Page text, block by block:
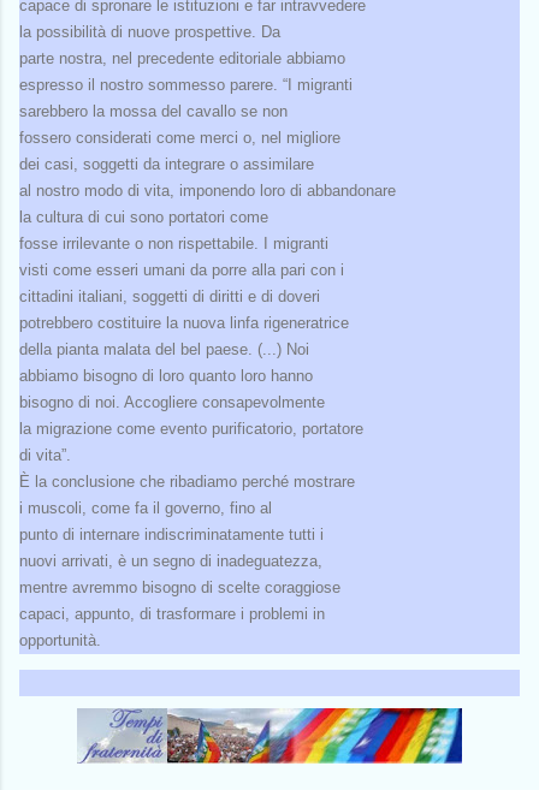
capace di spronare le istituzioni e far intravvedere
la possibilità di nuove prospettive. Da
parte nostra, nel precedente editoriale abbiamo
espresso il nostro sommesso parere. “I migranti
sarebbero la mossa del cavallo se non
fossero considerati come merci o, nel migliore
dei casi, soggetti da integrare o assimilare
al nostro modo di vita, imponendo loro di abbandonare
la cultura di cui sono portatori come
fosse irrilevante o non rispettabile. I migranti
visti come esseri umani da porre alla pari con i
cittadini italiani, soggetti di diritti e di doveri
potrebbero costituire la nuova linfa rigeneratrice
della pianta malata del bel paese. (...) Noi
abbiamo bisogno di loro quanto loro hanno
bisogno di noi. Accogliere consapevolmente
la migrazione come evento purificatorio, portatore
di vita”.
È la conclusione che ribadiamo perché mostrare
i muscoli, come fa il governo, fino al
punto di internare indiscriminatamente tutti i
nuovi arrivati, è un segno di inadeguatezza,
mentre avremmo bisogno di scelte coraggiose
capaci, appunto, di trasformare i problemi in
opportunità.